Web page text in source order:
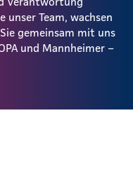
unser Team, wachsen
gemeinsam mit uns
und Mannheimer –